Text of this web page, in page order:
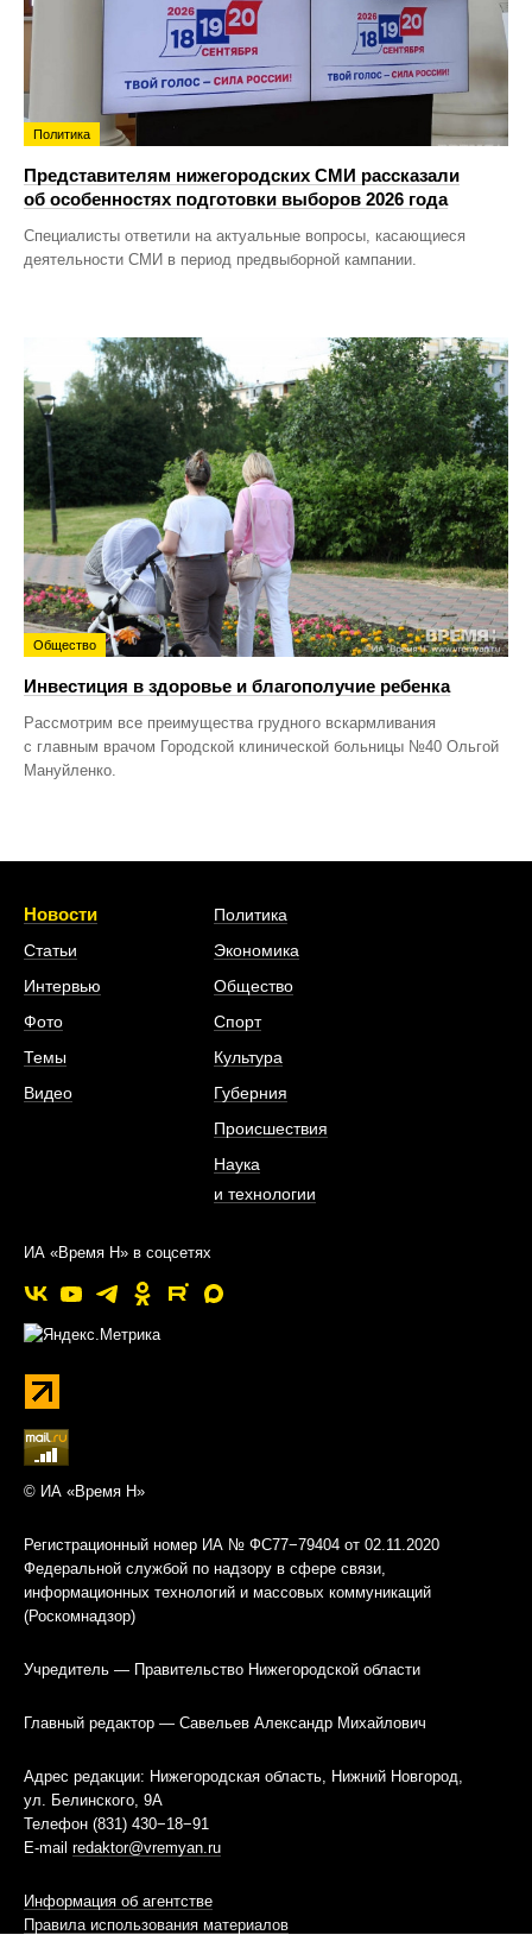
Политика
Представителям нижегородских СМИ рассказали
об особенностях подготовки выборов 2026 года
Специалисты ответили на актуальные вопросы, касающиеся
деятельности СМИ в период предвыборной кампании.
Общество
Инвестиция в здоровье и благополучие ребенка
Рассмотрим все преимущества грудного вскармливания
с главным врачом Городской клинической больницы №40 Ольгой
Мануйленко.
Новости
Статьи
Интервью
Фото
Темы
Видео
Политика
Экономика
Общество
Спорт
Культура
Губерния
Происшествия
Наука
и технологии
ИА «Время Н» в соцсетях
© ИА «Время Н»
Регистрационный номер ИА № ФС77−79404 от 02.11.2020
Федеральной службой по надзору в сфере связи,
информационных технологий и массовых коммуникаций
(Роскомнадзор)
Учредитель — Правительство Нижегородской области
Главный редактор — Савельев Александр Михайлович
Адрес редакции: Нижегородская область, Нижний Новгород,
ул. Белинского, 9А
Телефон (831) 430−18−91
E-mail redaktor@vremyan.ru
Информация об агентстве
Правила использования материалов